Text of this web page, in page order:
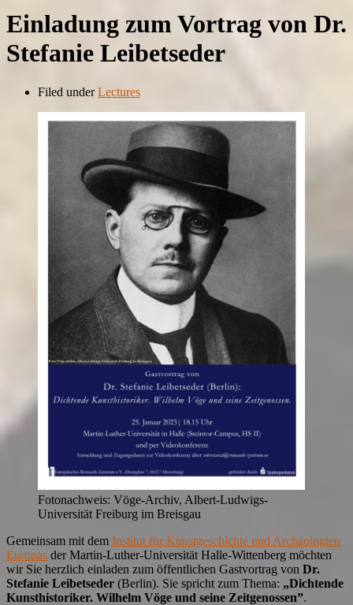
Einladung zum Vortrag von Dr.
Stefanie Leibetseder
Filed underLectures
Fotonachweis: Vöge-Archiv, Albert-Ludwigs-
Universität Freiburg im Breisgau
Gemeinsam mit dem Institut für Kunstgeschichte und Archäologien
Europas der Martin-Luther-Universität Halle-Wittenberg möchten
wir Sie herzlich einladen zum öffentlichen Gastvortrag von Dr.
Stefanie Leibetseder (Berlin). Sie spricht zum Thema: „Dichtende
Kunsthistoriker. Wilhelm Vöge und seine Zeitgenossen”.